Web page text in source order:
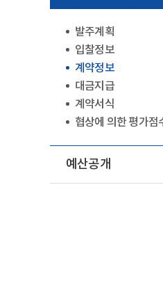
발주계획
입찰정보
계약정보
대금지급
계약서식
협상에 의한 평가점
예산공개